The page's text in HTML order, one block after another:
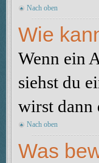
Nach oben
Wie
Wenn ein
siehst du
wirst dann
Nach oben
Was